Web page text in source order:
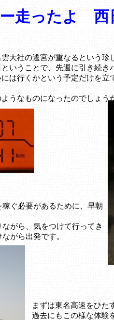
走ったよ
大社の遷宮が重なるという
いうことで、先週に引き続き
は行くかという予定だけを
うなものになったのでしょう
ぐ必要があるために、早朝
がら、気をつけて行ってき
がら出発です。
まずは東名高速をひた
過去にもこの様な体験